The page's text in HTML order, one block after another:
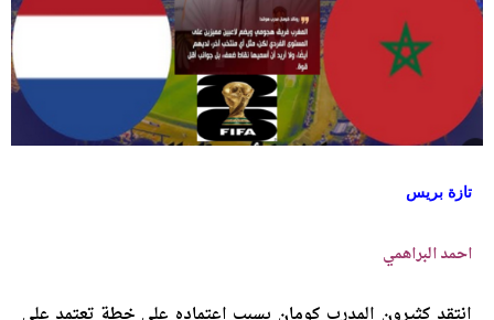
تازة بريس
احمد البراهمي